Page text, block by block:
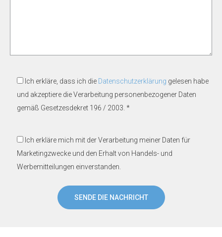
Ich erkläre, dass ich die Datenschutzerklärung gelesen habe
und akzeptiere die Verarbeitung personenbezogener Daten
gemäß Gesetzesdekret 196 / 2003. *
Ich erkläre mich mit der Verarbeitung meiner Daten für
Marketingzwecke und den Erhalt von Handels- und
Werbemitteilungen einverstanden.